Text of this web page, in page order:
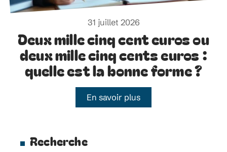
31 juillet 2026
Deux mille cinq cent euros ou
deux mille cinq cents euros :
quelle est la bonne forme ?
En savoir plus
Recherche